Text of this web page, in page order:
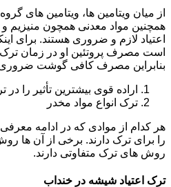
همچنین مواد معدنی همچون منیزیم
اعتیاد لازم و ضروری هستند. برای
است مصرف پروتئین او در زمان
بنابراین مصرف کافی گوشت
اراده قوی بیشترین تأثیر را در
ترک انواع مواد مخدر
هر کدام از موادی که در ادامه
را برای ترک دارند. برخی از آن ها
روش های ترک متفاوتی دارند.
ترک اعتیاد شیشه در خنداب